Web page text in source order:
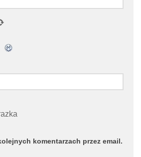
komentarzach przez email.